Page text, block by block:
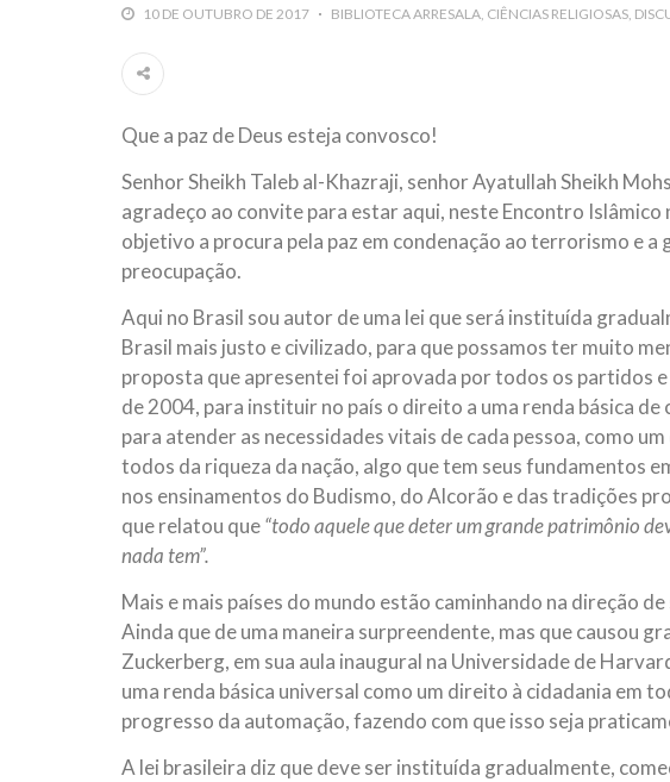
10 DE OUTUBRO DE 2017 BIBLIOTECA ARRESALA CIÊNCIAS RELIGIOSAS
Que a paz de Deus esteja convosco!
Senhor Sheikh Taleb al-Khazraji, senhor Ayatullah Sheikh
agradeço ao convite para estar aqui, neste Encontro
objetivo a procura pela paz em condenação ao terrorismo e
preocupação.
Aqui no Brasil sou autor de uma lei que será instituída
Brasil mais justo e civilizado, para que possamos ter muito
proposta que apresentei foi aprovada por todos os partidos
de 2004, para instituir no país o direito a uma renda básica
para atender as necessidades vitais de cada pessoa, como
todos da riqueza da nação, algo que tem seus fundamentos
nos ensinamentos do Budismo, do Alcorão e das tradições
que relatou que“todo aquele que deter um grande patrimônio
nada tem”.
Mais e mais países do mundo estão caminhando na direção
Ainda que de uma maneira surpreendente, mas que causou
Zuckerberg, em sua aula inaugural na Universidade de
uma renda básica universal como um direito à cidadania em
progresso da automação, fazendo com que isso seja
A lei brasileira diz que deve ser instituída gradualmente,